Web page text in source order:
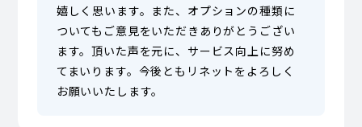
嬉しく思います。また、オプションの種類に
ついてもご意見をいただきありがとうござい
ます。頂いた声を元に、サービス向上に努め
てまいります。今後ともリネットをよろしく
お願いいたします。